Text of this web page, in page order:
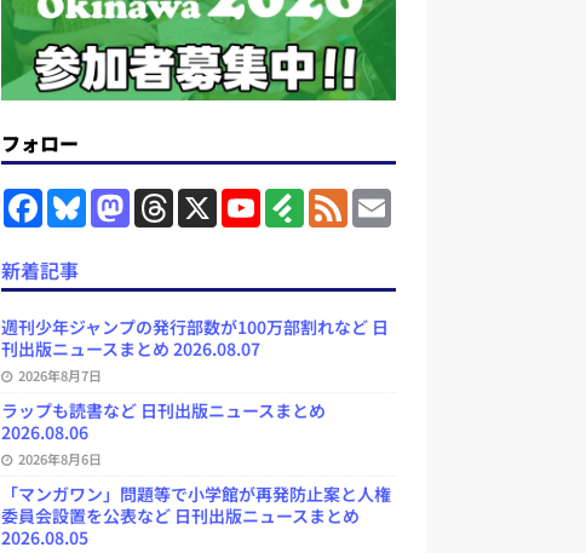
フォロー
F
a
e
b
o
o
k
B
l
k
M
a
d
o
n
T
h
d
s
X
Y
o
b
e
C
n
F
e
y
F
e
E
m
新着記事
週刊少年ジャンプの発行部数が100万部割れなど 日
刊出版ニュースまとめ 2026.08.07
2026年8月7日
ラップも読書など 日刊出版ニュースまとめ
2026.08.06
2026年8月6日
「マンガワン」問題等で小学館が再発防止案と人権
委員会設置を公表など 日刊出版ニュースまとめ
2026.08.05